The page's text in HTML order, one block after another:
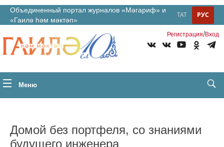
Объединенный портал журналов «Мәгариф» и
«Гаилә һәм мәктәп»
РУС
ТАТ
Регистрация/Вход
Меню
Домой без портфеля, со знаниями
будущего инженера